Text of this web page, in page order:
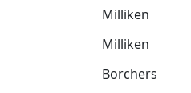
Milliken
Milliken
Borchers